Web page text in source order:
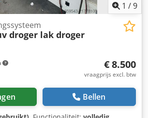
1 /9
droger lak droger
€ 8.500
vraagprijs excl. btw
Bellen